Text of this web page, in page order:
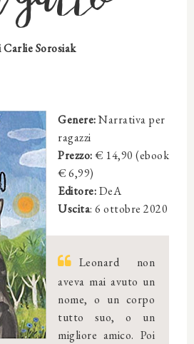
Carlie Sorosiak
Genere:Narrativa per
ragazzi
Prezzo:€ 14,90 (ebook
€ 6,99)
Editore:DeA
Uscita: 6 ottobre 2020
Leonard non
aveva mai avuto un
nome, o un corpo
tutto suo, o un
migliore amico. Poi